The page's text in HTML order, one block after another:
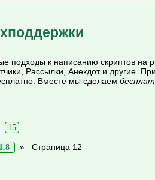
к написанию скриптов на
Рассылки, Анекдот и другие.
Вместе мы сделаем
15
» Страница 12